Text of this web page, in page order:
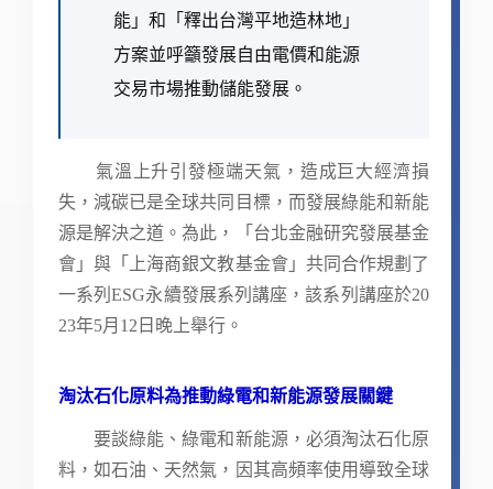
能」和「釋出台灣平地造林地」
方案並呼籲發展自由電價和能源
交易市場推動儲能發展。
氣溫上升引發極端天氣，造成巨大經濟損
失，減碳已是全球共同目標，而發展綠能和新能
源是解決之道。為此，「台北金融研究發展基金
會」與「上海商銀文教基金會」共同合作規劃了
一系列ESG永續發展系列講座，該系列講座於20
23年5月12日晚上舉行。
淘汰石化原料為推動綠電和新能源發展關鍵
要談綠能、綠電和新能源，必須淘汰石化原
料，如石油、天然氣，因其高頻率使用導致全球